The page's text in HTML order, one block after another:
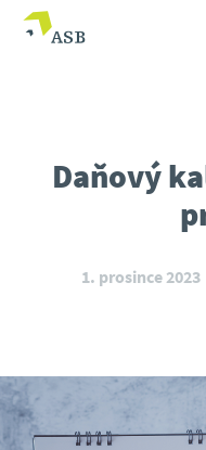
Daňový
1. prosince 2023